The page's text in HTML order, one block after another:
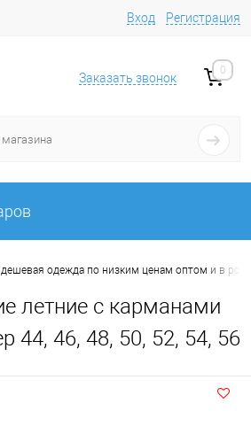
Вход Регистрация
Заказать звонок
0
одежда по низким ценам оптом и в
летние с карманами
44, 46, 48, 50, 52, 54, 56